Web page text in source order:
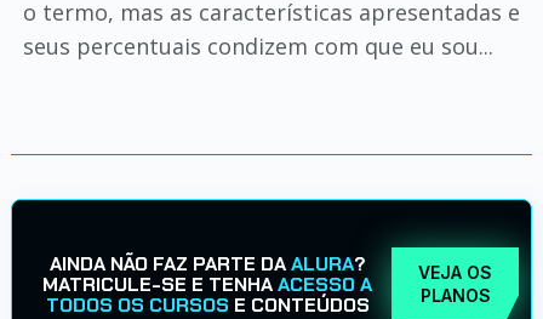
o termo, mas as características apresentadas e
seus percentuais condizem com que eu sou...
AINDA NÃO FAZ PARTE DAALURA?
MATRICULE-SE E TENHAACESSO A
TODOS OS CURSOS E CONTEÚDOS
VEJA OS
PLANOS